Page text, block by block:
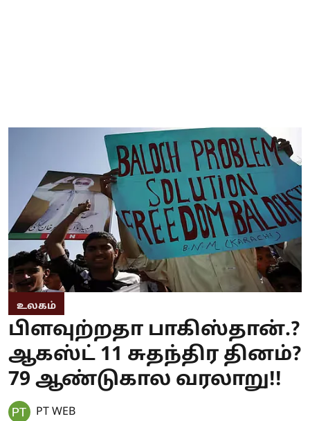
உலகம்
பிளவுற்றதா பாகிஸ்தான்.?
ஆகஸ்ட் 11 சுதந்திர தினம்?
79 ஆண்டுகால வரலாறு!!
PT WEB